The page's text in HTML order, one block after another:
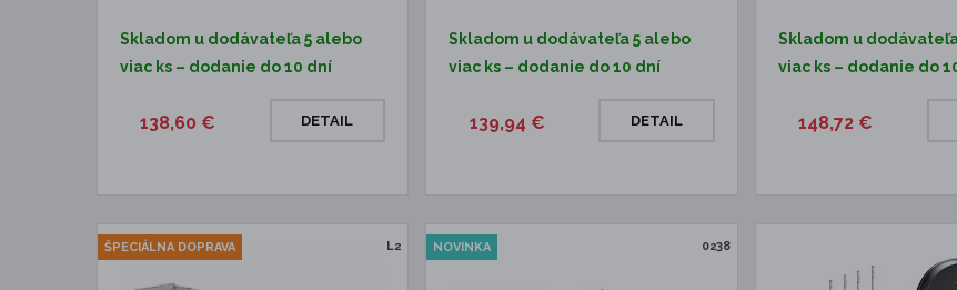
Skladom u dodávateľa 5 alebo
viac ks – dodanie do 10 dní
138,60 € DETAIL
Skladom u dodávateľa 5 alebo
viac ks – dodanie do 10 dní
139,94 € DETAIL
Skladom u
viac ks – dodanie do
148,72 €
L2
ŠPECIÁLNA DOPRAVA 0238
NOVINKA